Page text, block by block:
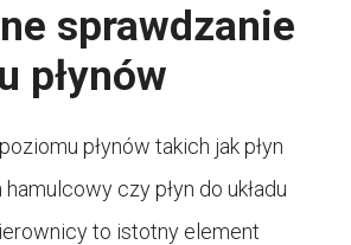
sprawdzanie
płynów
płynów takich jak płyn
hamulcowy czy płyn do układu
to istotny element